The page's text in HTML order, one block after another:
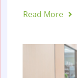
Read More